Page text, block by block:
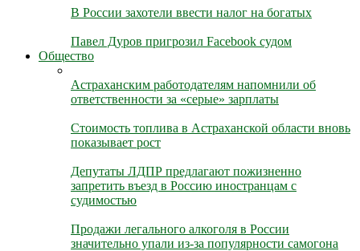
В России захотели ввести налог на богатых
Павел Дуров пригрозил Facebook судом
Общество
Астраханским работодателям напомнили об
ответственности за «серые» зарплаты
Стоимость топлива в Астраханской области вновь
показывает рост
Депутаты ЛДПР предлагают пожизненно
запретить въезд в Россию иностранцам с
судимостью
Продажи легального алкоголя в России
значительно упали из-за популярности самогона